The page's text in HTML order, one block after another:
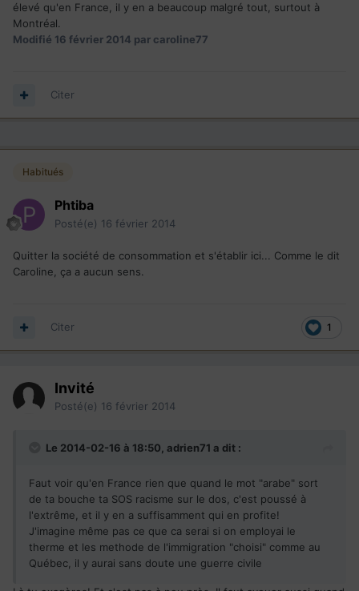
élevé qu'en France, il y en a beaucoup malgré tout, surtout à
Montréal.
Modifié 16 février 2014 par caroline77
Citer
Habitués
Phtiba
Posté(e) 16 février 2014
Quitter la société de consommation et s'établir ici... Comme le dit
Caroline, ça a aucun sens.
1
Citer
Invité
Posté(e) 16 février 2014
Le 2014-02-16 à 18:50, adrien71 a dit :
Faut voir qu'en France rien que quand le mot "arabe" sort
de ta bouche ta SOS racisme sur le dos, c'est poussé à
l'extrême, et il y en a suffisamment qui en profite!
J'imagine même pas ce que ca serai si on employai le
therme et les methode de l'immigration "choisi" comme au
Québec, il y aurai sans doute une guerre civile